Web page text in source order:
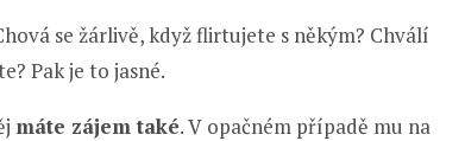
se žárlivě, když flirtujete s někým? Chválí
Pak je to jasné.
máte zájem také. V opačném případě mu na